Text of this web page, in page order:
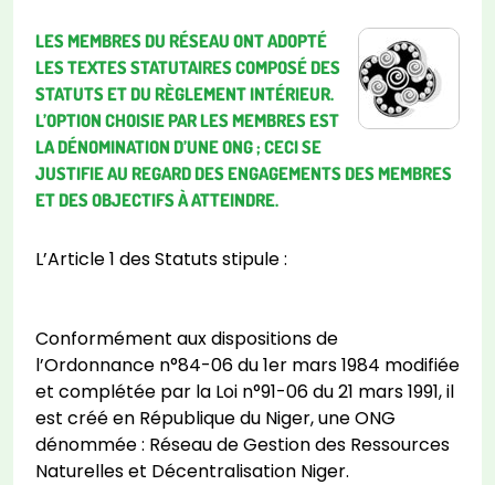
LES MEMBRES DU RÉSEAU ONT ADOPTÉ
LES TEXTES STATUTAIRES COMPOSÉ DES
STATUTS ET DU RÈGLEMENT INTÉRIEUR.
L’OPTION CHOISIE PAR LES MEMBRES EST
LA DÉNOMINATION D’UNE ONG ; CECI SE
JUSTIFIE AU REGARD DES ENGAGEMENTS DES MEMBRES
ET DES OBJECTIFS À ATTEINDRE.
L’Article 1 des Statuts stipule :
Conformément aux dispositions de
l’Ordonnance n°84-06 du 1er mars 1984 modifiée
et complétée par la Loi n°91-06 du 21 mars 1991, il
est créé en République du Niger, une ONG
dénommée : Réseau de Gestion des Ressources
Naturelles et Décentralisation Niger.